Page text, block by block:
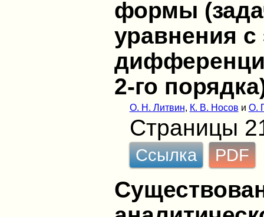
формы
уравнения
2-го
О. Н. Литвин, К. В. Носов и О.
Страницы
Ссылка PDF